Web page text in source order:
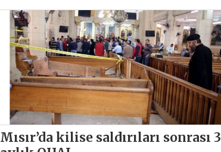
Mısır’da kilise saldırıları sonrası 3